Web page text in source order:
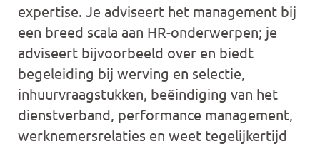
expertise. Je adviseert het management bij
een breed scala aan HR-onderwerpen; je
adviseert bijvoorbeeld over en biedt
begeleiding bij werving en selectie,
inhuurvraagstukken, beëindiging van het
dienstverband, performance management,
werknemersrelaties en weet tegelijkertijd